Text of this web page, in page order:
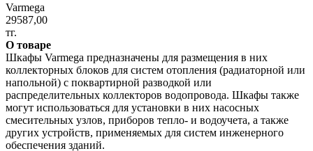
Varmega
29587,00
тг.
О товаре
Шкафы Varmega предназначены для размещения в них
коллекторных блоков для систем отопления (радиаторной или
напольной) с поквартирной разводкой или
распределительных коллекторов водопровода. Шкафы также
могут использоваться для установки в них насосных
смесительных узлов, приборов тепло- и водоучета, а также
других устройств, применяемых для систем инженерного
обеспечения зданий.